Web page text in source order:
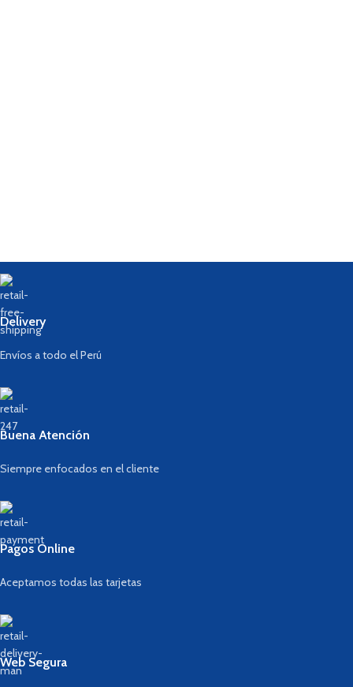
Delivery
Envíos a todo el Perú
Buena Atención
Siempre enfocados en el cliente
Pagos Online
Aceptamos todas las tarjetas
Web Segura